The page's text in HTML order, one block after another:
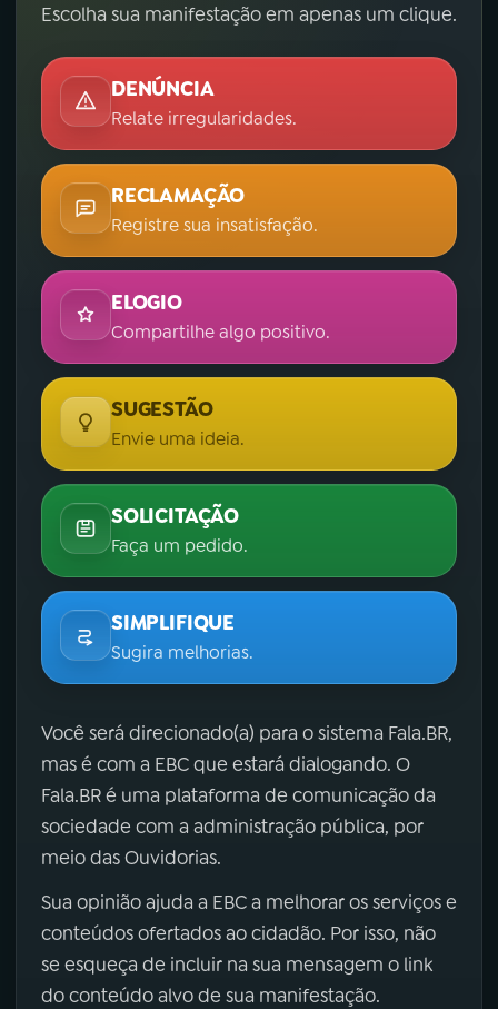
Escolha sua manifestação em apenas um clique.
DENÚNCIA
Relate irregularidades.
RECLAMAÇÃO
Registre sua insatisfação.
ELOGIO
Compartilhe algo positivo.
SUGESTÃO
Envie uma ideia.
SOLICITAÇÃO
Faça um pedido.
SIMPLIFIQUE
Sugira melhorias.
Você será direcionado(a) para o sistema Fala.BR,
mas é com a EBC que estará dialogando. O
Fala.BR é uma plataforma de comunicação da
sociedade com a administração pública, por
meio das Ouvidorias.
Sua opinião ajuda a EBC a melhorar os serviços e
conteúdos ofertados ao cidadão. Por isso, não
se esqueça de incluir na sua mensagem o link
do conteúdo alvo de sua manifestação.